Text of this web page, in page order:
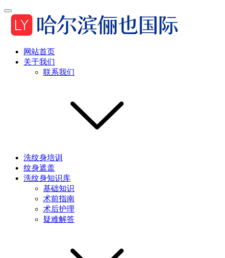
网站首页
关于我们
联系我们
洗纹身培训
纹身遮盖
洗纹身知识库
基础知识
术前指南
术后护理
疑难解答